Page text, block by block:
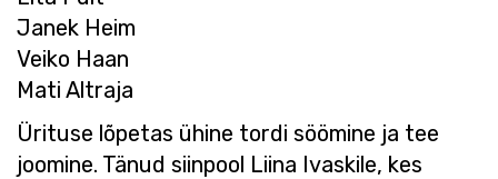
Janek Heim
Veiko Haan
Mati Altraja
Ürituse lõpetas ühine tordi söömine ja tee
joomine. Tänud siinpool Liina Ivaskile, kes